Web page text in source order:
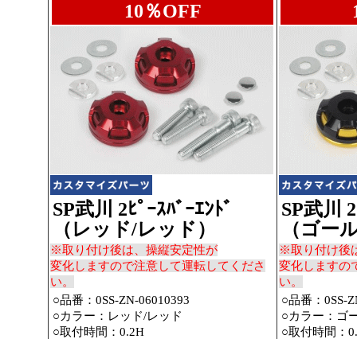
10％OFF
SP武川 2ﾋﾟｰｽﾊﾞｰｴﾝﾄﾞ
（レッド/レッド）
※取り付け後は、操縦安定性が
変化しますので注意して運転してくださ
い。
○品番：0SS-ZN-06010393
○カラー：レッド/レッド
○取付時間：0.2H
SP武川
（ゴー
※取り付け後
変化しますの
い。
○品番：0SS-
○カラー：ゴ
○取付時間：